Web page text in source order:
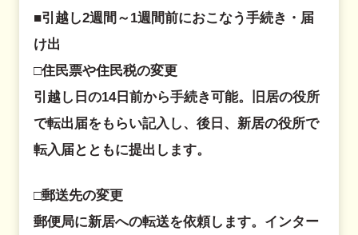
■引越し2週間～1週間前におこなう手続き・届
け出
□住民票や住民税の変更
引越し日の14日前から手続き可能。旧居の役所
で転出届をもらい記入し、後日、新居の役所で
転入届とともに提出します。
□郵送先の変更
郵便局に新居への転送を依頼します。インター